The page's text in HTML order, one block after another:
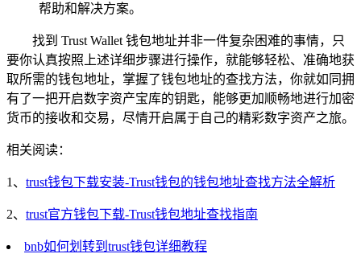
帮助和解决方案。
找到 Trust Wallet 钱包地址并非一件复杂困难的事情，只
要你认真按照上述详细步骤进行操作，就能够轻松、准确地获
取所需的钱包地址，掌握了钱包地址的查找方法，你就如同拥
有了一把开启数字资产宝库的钥匙，能够更加顺畅地进行加密
货币的接收和交易，尽情开启属于自己的精彩数字资产之旅。
相关阅读：
1、 trust钱包下载安装-Trust钱包的钱包地址查找方法全解析
2、 trust官方钱包下载-Trust钱包地址查找指南
bnb如何划转到trust钱包详细教程